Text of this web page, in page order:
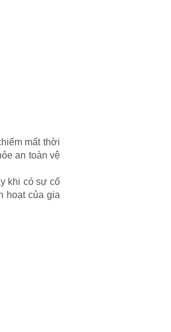
mất thời
an toàn vệ
khi có sự cố
hoạt của gia